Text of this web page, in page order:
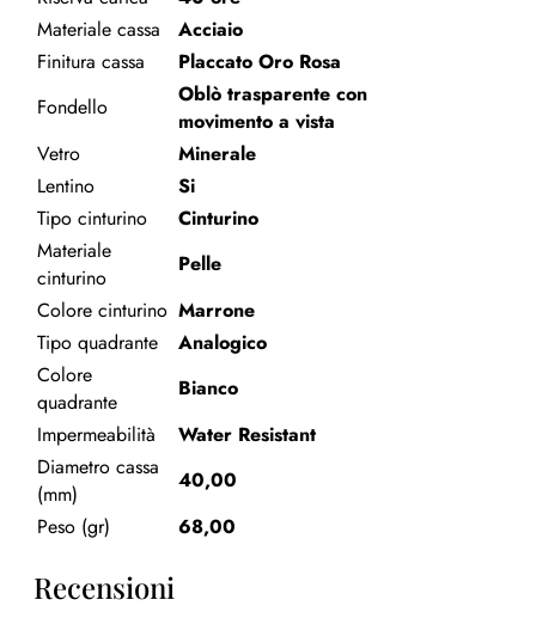
Materiale cassa
Acciaio
Finitura cassa
Placcato Oro Rosa
Fondello
Oblò trasparente con
movimento a vista
Vetro
Minerale
Lentino
Si
Tipo cinturino
Cinturino
Materiale
cinturino
Pelle
Colore cinturino Marrone
Tipo quadrante
Analogico
Colore
quadrante
Bianco
Impermeabilità
Water Resistant
Diametro cassa
(mm)
40,00
Peso (gr)
68,00
Recensioni